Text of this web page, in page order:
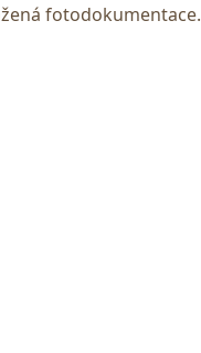
fotodokumentace.